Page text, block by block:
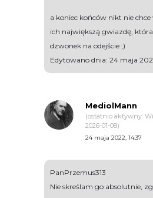
a koniec końców nikt nie
ich największą gwiazdę,
dzwonek na odejście ;)
Edytowano dnia: 24 maja
MediolMann
(ostatnio aktywny:
2026-01-08)
24 maja 2022, 14:37
PanPrzemus313
Nie skreślam go absolutnie,